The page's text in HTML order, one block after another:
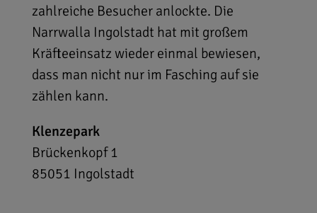
zahlreiche Besucher anlockte. Die
Narrwalla Ingolstadt hat mit großem
Kräfteeinsatz wieder einmal bewiesen,
dass man nicht nur im Fasching auf sie
zählen kann.
Klenzepark
Brückenkopf 1
85051 Ingolstadt